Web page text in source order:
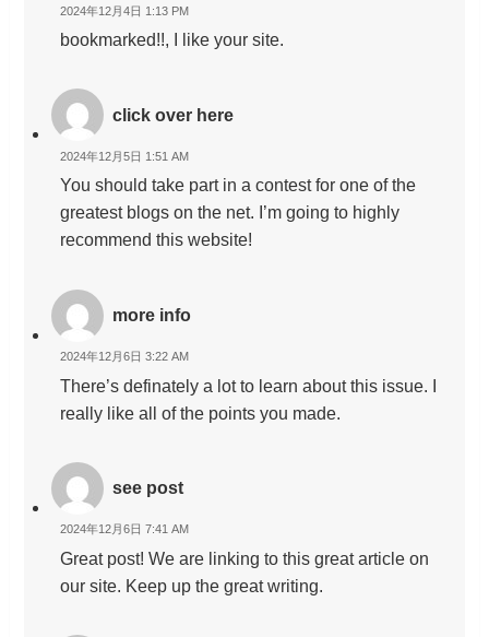
2024年12月4日 1:13 PM
bookmarked!!, I like your site.
click over here
2024年12月5日 1:51 AM
You should take part in a contest for one of the
greatest blogs on the net. I’m going to highly
recommend this website!
more info
2024年12月6日 3:22 AM
There’s definately a lot to learn about this issue. I
really like all of the points you made.
see post
2024年12月6日 7:41 AM
Great post! We are linking to this great article on
our site. Keep up the great writing.